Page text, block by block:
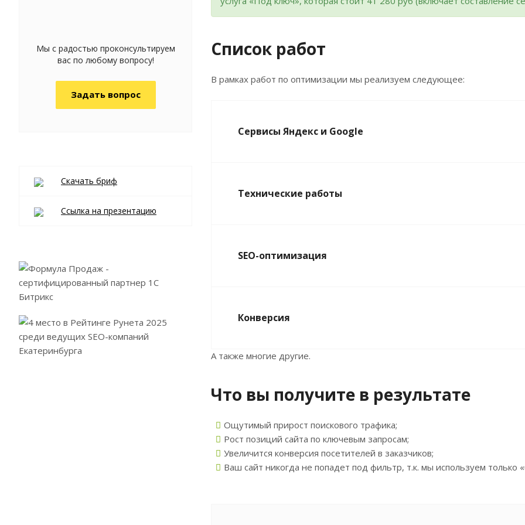
Мы с радостью проконсультируем
вас по любому вопросу!
Задать вопрос
Скачать бриф
Ссылка на презентацию
Список работ
В рамках работ по оптимизации мы реализуем следующее:
Сервисы Яндекс и Google
Технические работы
SEO-оптимизация
Конверсия
А также многие другие.
Что вы получите в результате
Ощутимый прирост поискового трафика;
Рост позиций сайта по ключевым запросам;
Увеличится конверсия посетителей в заказчиков;
Ваш сайт никогда не попадет под фильтр, т.к. мы используем только